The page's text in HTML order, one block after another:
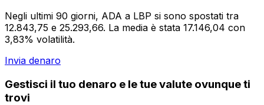
Negli ultimi 90 giorni, ADA a LBP si sono spostati tra
12.843,75 e 25.293,66. La media è stata 17.146,04 con
3,83% volatilità.
Invia denaro
Gestisci il tuo denaro e le tue valute ovunque ti
trovi